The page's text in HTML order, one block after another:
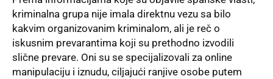
kriminalna grupa nije imala direktnu vezu sa bilo
kakvim organizovanim kriminalom, ali je reč o
iskusnim prevarantima koji su prethodno izvodili
slične prevare. Oni su se specijalizovali za online
manipulaciju i iznudu, ciljajući ranjive osobe putem